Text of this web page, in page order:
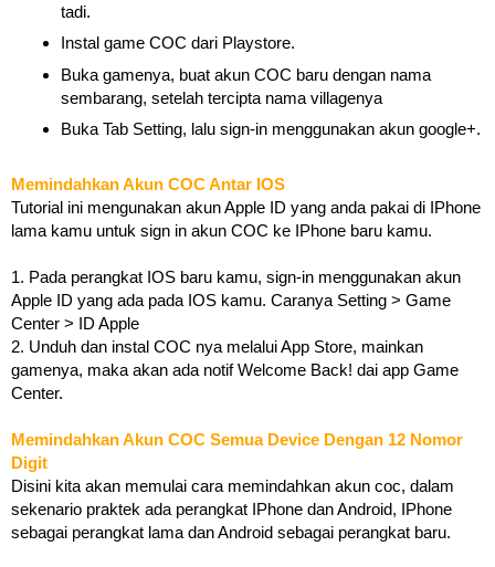
tadi.
Instal game COC dari Playstore.
Buka gamenya, buat akun COC baru dengan nama
sembarang, setelah tercipta nama villagenya
Buka Tab Setting, lalu sign-in menggunakan akun google+.
Memindahkan Akun COC Antar IOS
Tutorial ini mengunakan akun Apple ID yang anda pakai di IPhone
lama kamu untuk sign in akun COC ke IPhone baru kamu.
1. Pada perangkat IOS baru kamu, sign-in menggunakan akun
Apple ID yang ada pada IOS kamu. Caranya Setting > Game
Center > ID Apple
2. Unduh dan instal COC nya melalui App Store, mainkan
gamenya, maka akan ada notif Welcome Back! dai app Game
Center.
Memindahkan Akun COC Semua Device Dengan 12 Nomor
Digit
Disini kita akan memulai cara memindahkan akun coc, dalam
sekenario praktek ada perangkat IPhone dan Android, IPhone
sebagai perangkat lama dan Android sebagai perangkat baru.